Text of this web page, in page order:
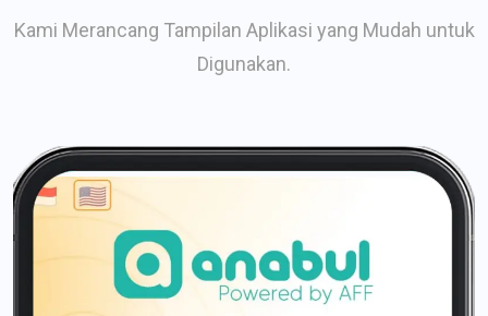
Kami Merancang Tampilan Aplikasi yang Mudah untuk
Digunakan.